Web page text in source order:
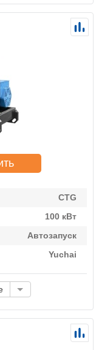
CTG
100 кВт
Автозапуск
Yuchai